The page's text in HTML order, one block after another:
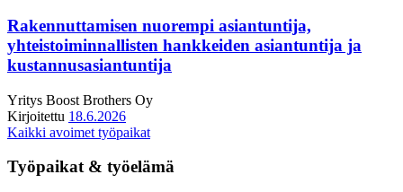
Rakennuttamisen nuorempi asiantuntija,
yhteistoiminnallisten hankkeiden asiantuntija ja
kustannusasiantuntija
Yritys Boost Brothers Oy
Kirjoitettu 18.6.2026
Kaikki avoimet työpaikat
Työpaikat & työelämä